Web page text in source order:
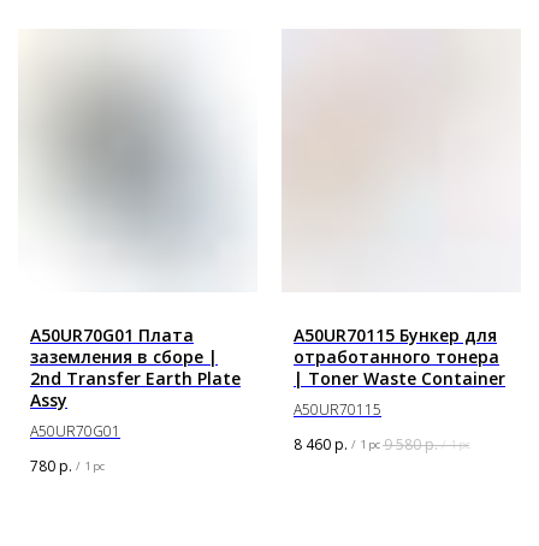
A50UR70G01 Плата
заземления в сборе |
2nd Transfer Earth Plate
Assy
A50UR70G01
780р. / 1 pc
A50UR70115 Бункер для
отработанного тонера
| Toner Waste Container
A50UR70115
8 460р. / 1 pc 9 580р. / 1 pc